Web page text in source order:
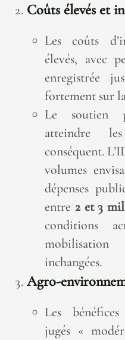
Coûts élevés et
Les coûts
élevés, avec
enregistrée
fortement sur
Le soutien
atteindre
conséquent.
volumes
dépenses
entre 2 et 3
conditions
mobilisation
inchangées.
Agro-
Les
jugés «